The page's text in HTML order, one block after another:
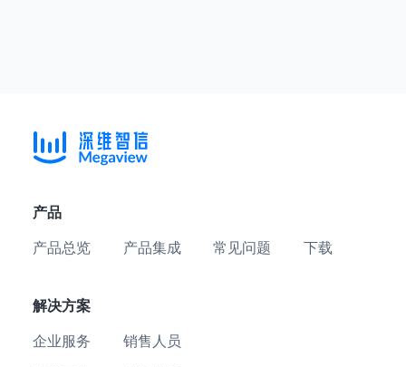
产品
产品总览 产品集成 常见问题 下载
解决方案
企业服务 销售人员